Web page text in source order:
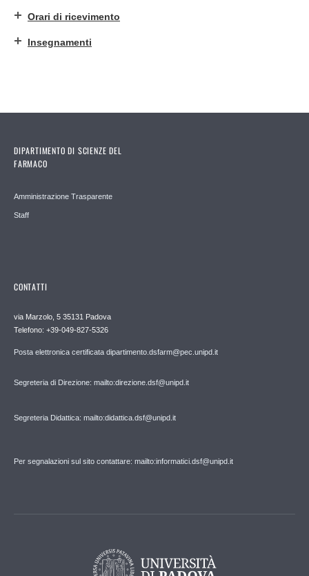
Orari di ricevimento
Insegnamenti
DIPARTIMENTO DI SCIENZE DEL
FARMACO
Amministrazione Trasparente
Staff
CONTATTI
via Marzolo, 5 35131 Padova
Telefono: +39-049-827-5326
Posta elettronica certificata dipartimento.dsfarm@pec.unipd.it
Segreteria di Direzione: mailto:direzione.dsf@unipd.it
Segreteria Didattica: mailto:didattica.dsf@unipd.it
Per segnalazioni sul sito contattare: mailto:informatici.dsf@unipd.it